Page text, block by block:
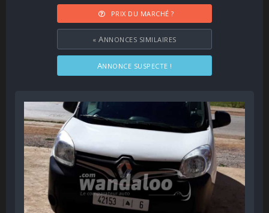
PRIX DU MARCHÉ ?
« ANNONCES SIMILAIRES
ANNONCE SUSPECTE !